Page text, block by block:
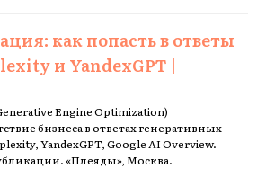
как попасть в ответы
и YandexGPT |
Engine Optimization)
бизнеса в ответах генеративных
YandexGPT, Google AI Overview.
«Плеяды», Москва.